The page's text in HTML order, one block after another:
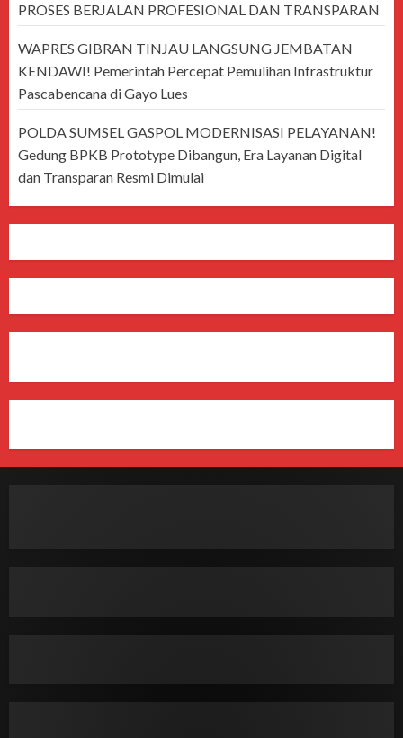
PROSES BERJALAN PROFESIONAL DAN TRANSPARAN
WAPRES GIBRAN TINJAU LANGSUNG JEMBATAN
KENDAWI! Pemerintah Percepat Pemulihan Infrastruktur
Pascabencana di Gayo Lues
POLDA SUMSEL GASPOL MODERNISASI PELAYANAN!
Gedung BPKB Prototype Dibangun, Era Layanan Digital
dan Transparan Resmi Dimulai